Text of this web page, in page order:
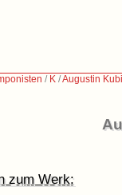
/ K /Augustin
zum Werk: